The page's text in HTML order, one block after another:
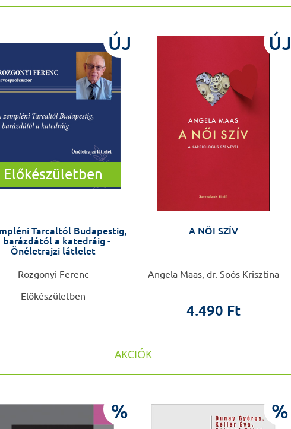
ÚJ
Előkészületben
Tarcaltól Budapestig,
barázdától a katedráig -
Önéletrajzi látlelet
Rozgonyi Ferenc
Előkészületben
ÚJ
A NŐI SZÍV
Angela Maas, dr. Soós Krisztina
4.490 Ft
AKCIÓK
% %